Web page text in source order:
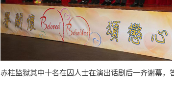
赤柱监狱其中十名在囚人士在演出话剧后一齐谢幕，